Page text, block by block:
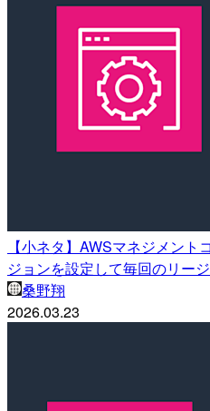
【小ネタ】AWSマネジメン
ジョンを設定して毎回のリー
桑野翔
2026.03.23